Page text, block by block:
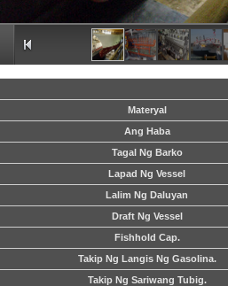
Materyal
Ang Haba
Tagal Ng Barko
Lapad Ng Vessel
Lalim Ng Daluyan
Draft Ng Vessel
Fishhold Cap.
Takip Ng Langis Ng Gasolina.
Takip Ng Sariwang Tubig.